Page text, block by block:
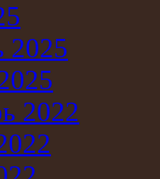
2025
2022